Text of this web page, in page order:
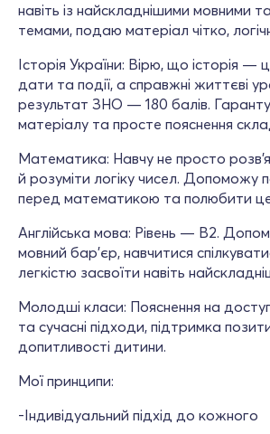
навіть із найскладнішими мовними
темами, подаю матеріал чітко,
Історія України: Вірю, що історія —
дати та події, а справжні життєві
результат ЗНО — 180 балів.
матеріалу та просте пояснення
Математика: Навчу не просто
й розуміти логіку чисел. Допоможу
перед математикою та полюбити
Англійська мова: Рівень — В2.
мовний бар’єр, навчитися
легкістю засвоїти навіть
Молодші класи: Пояснення на
та сучасні підходи, підтримка
допитливості дитини.
Мої принципи:
-Індивідуальний підхід до кожного